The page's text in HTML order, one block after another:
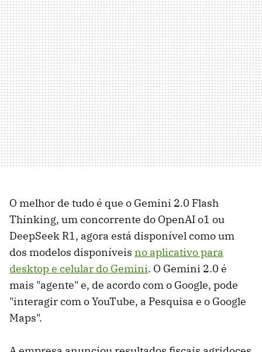
O melhor de tudo é que o Gemini 2.0 Flash
Thinking, um concorrente do OpenAI o1 ou
DeepSeek R1, agora está disponível como um
dos modelos disponíveis no aplicativo para
desktop e celular do Gemini. O Gemini 2.0 é
mais "agente" e, de acordo com o Google, pode
"interagir com o YouTube, a Pesquisa e o Google
Maps".